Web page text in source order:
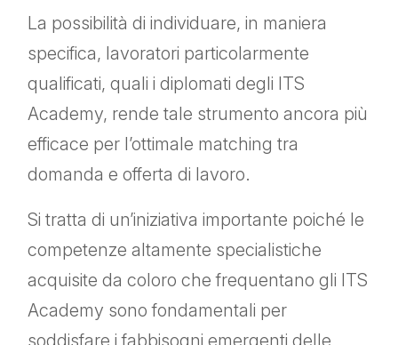
La possibilità di individuare, in maniera
specifica, lavoratori particolarmente
qualificati, quali i diplomati degli ITS
Academy, rende tale strumento ancora più
efficace per l’ottimale matching tra
domanda e offerta di lavoro.
Si tratta di un’iniziativa importante poiché le
competenze altamente specialistiche
acquisite da coloro che frequentano gli ITS
Academy sono fondamentali per
soddisfare i fabbisogni emergenti delle